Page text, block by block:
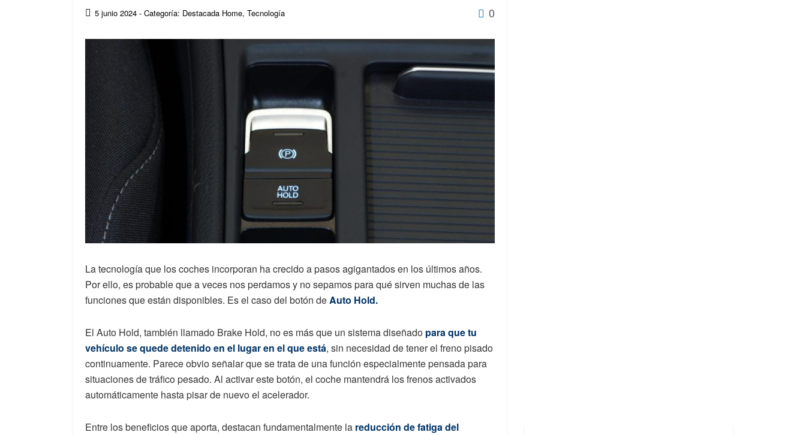
5 junio 2024 - Categoría: Destacada Home, Tecnología 0
La tecnología que los coches incorporan ha crecido a pasos agigantados en los últimos años.
Por ello, es probable que a veces nos perdamos y no sepamos para qué sirven muchas de las
funciones que están disponibles. Es el caso del botón deAuto Hold.
El Auto Hold, también llamado Brake Hold, no es más que un sistema diseñado para que tu
vehículo se quede detenido en el lugar en el que está, sin necesidad de tener el freno pisado
continuamente. Parece obvio señalar que se trata de una función especialmente pensada para
situaciones de tráfico pesado. Al activar este botón, el coche mantendrá los frenos activados
automáticamente hasta pisar de nuevo el acelerador.
Entre los beneficios que aporta, destacan fundamentalmente la reducción de fatiga del